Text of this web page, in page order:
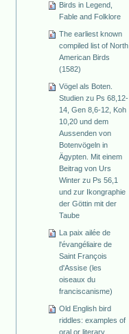
Birds in Legend,
Fable and Folklore
The earliest known
compiled list of North
American Birds
(1582)
Vögel als Boten.
Studien zu Ps 68,12-
14, Gen 8,6-12, Koh
10,20 und dem
Aussenden von
Botenvögeln in
Ägypten. Mit einem
Beitrag von Urs
Winter zu Ps 56,1
und zur Ikongraphie
der Göttin mit der
Taube
La paix ailée de
l'évangéliaire de
Saint François
d'Assise (les
oiseaux du
franciscanisme)
Old English bird
riddles: examples of
oral or literary